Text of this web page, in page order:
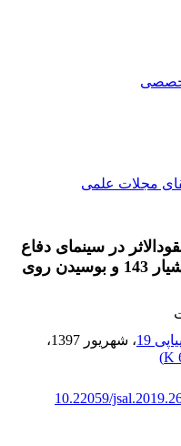
مجلات علمی
در سینمای دفاع
مقدس؛ مورد مطالعه فیلم های شیار 143 و بوسیدن روی
، شهریور 1397
،
)
10.22059/